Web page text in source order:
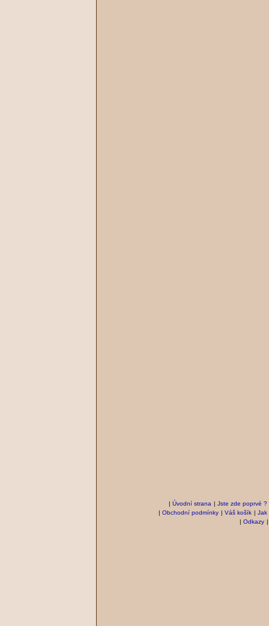
| Úvodní strana | Jste zde poprvé ?
| Obchodní podmínky | Váš košík | Jak
| Odkazy